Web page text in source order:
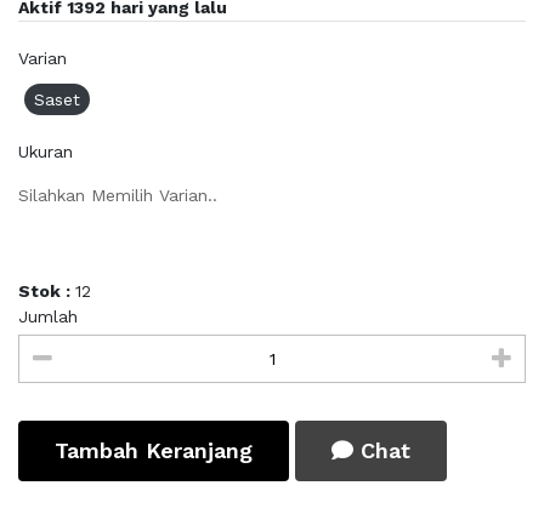
Aktif 1392 hari yang lalu
Varian
Saset
Ukuran
Silahkan Memilih Varian..
Stok : 12
Jumlah
Tambah Keranjang Chat